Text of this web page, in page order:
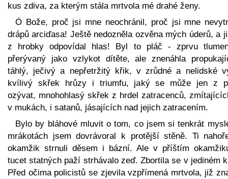
kus zdiva, za kterým stála mrtvola mé drahé ženy.
Ó Bože, proč jsi mne neochránil, proč jsi mne
drápů arciďasa! Ještě nedozněla ozvěna mých úderů, a
z hrobky odpovídal hlas! Byl to pláč - zprvu
přerývaný jako vzlykot dítěte, ale znenáhla
táhlý, ječivý a nepřetržitý křik, v zrůdné a nelidské
kvílivý skřek hrůzy i triumfu, jaký se může jen z
ozývat, mnohohlasý skřek z hrdel zatracenců,
v mukách, i satanů, jásajících nad jejich zatracením.
Bylo by bláhové mluvit o tom, co jsem si tenkrát
mrákotách jsem dovrávoral k protější stěně. Ti
okamžik strnuli děsem i bázní. Ale v příštím
tucet statných paží strhávalo zeď. Zbortila se v jediném
Před očima policistů se zjevila vzpřímená mrtvola, již